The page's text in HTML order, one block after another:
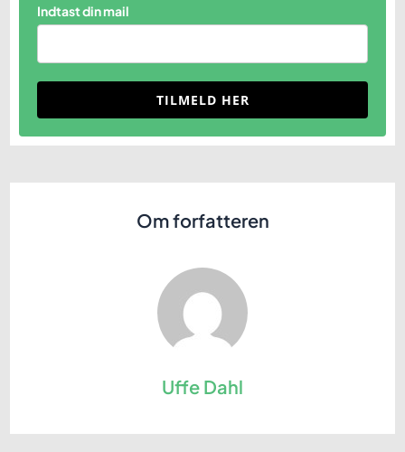
Indtast din mail
TILMELD HER
Om forfatteren
Uffe Dahl